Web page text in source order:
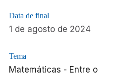
Data de final
1 de agosto de 2024
Tema
Matemáticas - Entre o